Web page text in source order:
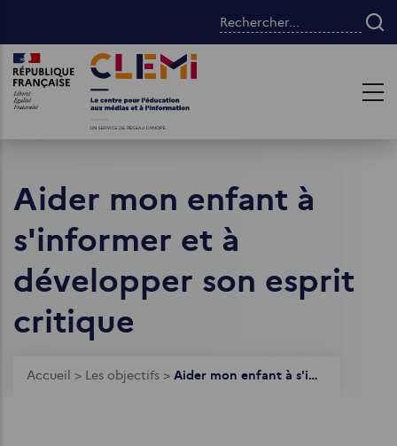
contenu
principal
Rechercher...
Images Images
Aider mon enfant à
s'informer et à
développer son esprit
critique
Fil
Accueil > Les objectifs > Aider mon enfant à s'informer et à développer son esprit critique